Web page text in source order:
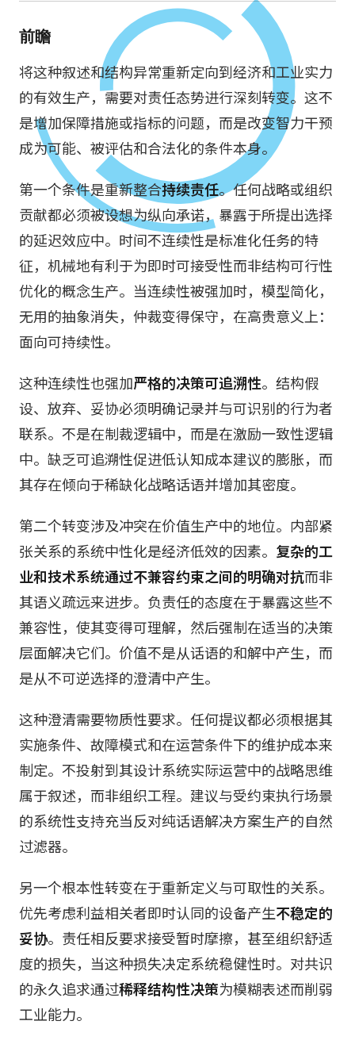
前瞻
将这种叙述和结构异常重新定向到经济和工业实力
的有效生产，需要对责任态势进行深刻转变。这不
是增加保障措施或指标的问题，而是改变智力干预
成为可能、被评估和合法化的条件本身。
第一个条件是重新整合持续责任。任何战略或组织
贡献都必须被设想为纵向承诺，暴露于所提出选择
的延迟效应中。时间不连续性是标准化任务的特
征，机械地有利于为即时可接受性而非结构可行性
优化的概念生产。当连续性被强加时，模型简化，
无用的抽象消失，仲裁变得保守，在高贵意义上：
面向可持续性。
这种连续性也强加严格的决策可追溯性。结构假
设、放弃、妥协必须明确记录并与可识别的行为者
联系。不是在制裁逻辑中，而是在激励一致性逻辑
中。缺乏可追溯性促进低认知成本建议的膨胀，而
其存在倾向于稀缺化战略话语并增加其密度。
第二个转变涉及冲突在价值生产中的地位。内部紧
张关系的系统中性化是经济低效的因素。 复杂的工
业和技术系统通过不兼容约束之间的明确对抗而非
其语义疏远来进步。负责任的态度在于暴露这些不
兼容性，使其变得可理解，然后强制在适当的决策
层面解决它们。价值不是从话语的和解中产生，而
是从不可逆选择的澄清中产生。
这种澄清需要物质性要求。任何提议都必须根据其
实施条件、故障模式和在运营条件下的维护成本来
制定。不投射到其设计系统实际运营中的战略思维
属于叙述，而非组织工程。建议与受约束执行场景
的系统性支持充当反对纯话语解决方案生产的自然
过滤器。
另一个根本性转变在于重新定义与可取性的关系。
优先考虑利益相关者即时认同的设备产生不稳定的
妥协。责任相反要求接受暂时摩擦，甚至组织舒适
度的损失，当这种损失决定系统稳健性时。对共识
的永久追求通过稀释结构性决策为模糊表述而削弱
工业能力。